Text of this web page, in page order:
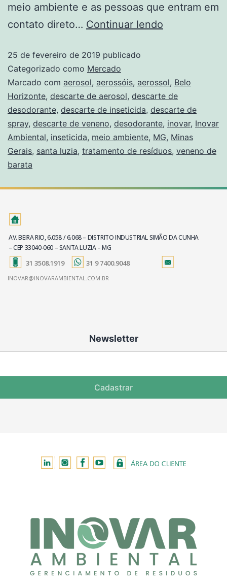
meio ambiente e as pessoas que entram em
contato direto… Continuar lendo
25 de fevereiro de 2019 publicado
Categorizado como Mercado
Marcado com aerosol, aerossóis, aerossol, Belo
Horizonte, descarte de aerosol, descarte de
desodorante, descarte de inseticida, descarte de
spray, descarte de veneno, desodorante, inovar, Inovar
Ambiental, inseticida, meio ambiente, MG, Minas
Gerais, santa luzia, tratamento de resíduos, veneno de
barata
AV. BEIRA RIO, 6.058 / 6.068 – DISTRITO INDUSTRIAL SIMÃO DA CUNHA
– CEP 33040-060 – SANTA LUZIA – MG
31 3508.1919 31 9 7400.9048
INOVAR@INOVARAMBIENTAL.COM.BR
Newsletter
Cadastrar